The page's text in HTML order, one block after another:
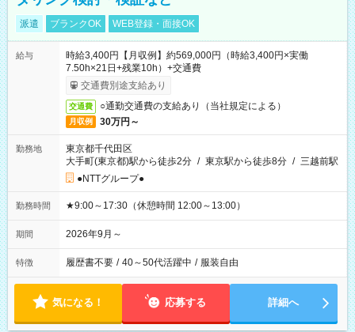
派遣 ブランクOK WEB登録・面接OK
給与
時給3,400円【月収例】約569,000円（時給3,400円×実働
7.50h×21日+残業10h）+交通費
交通費別途支給あり
交通費 ○通勤交通費の支給あり（当社規定による）
月収例 30万円～
勤務地
東京都千代田区
大手町(東京都)駅から徒歩2分 / 東京駅から徒歩8分 / 三越前駅
●NTTグループ●
勤務時間 ★9:00～17:30（休憩時間 12:00～13:00）
期間 2026年9月～
特徴 履歴書不要 / 40～50代活躍中 / 服装自由
気になる！ 応募する 詳細へ